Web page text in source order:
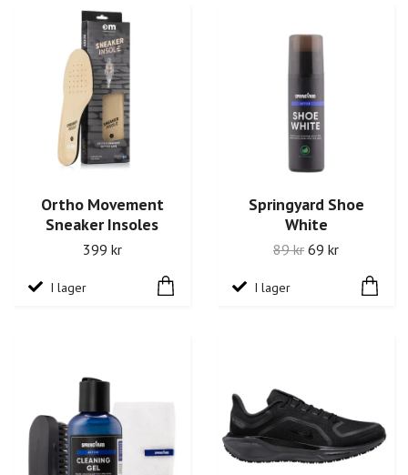
Ortho Movement
Sneaker Insoles
399 kr
I lager
Springyard Shoe
White
89 kr 69 kr
I lager